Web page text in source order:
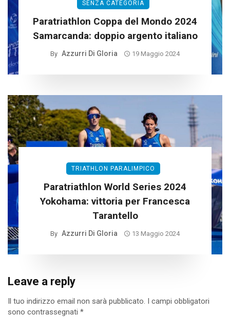
SENZA CATEGORIA
Paratriathlon Coppa del Mondo 2024
Samarcanda: doppio argento italiano
By Azzurri Di Gloria 19 Maggio 2024
TRIATHLON PARALIMPICO
Paratriathlon World Series 2024
Yokohama: vittoria per Francesca
Tarantello
By Azzurri Di Gloria 13 Maggio 2024
Leave a reply
Il tuo indirizzo email non sarà pubblicato. I campi obbligatori
sono contrassegnati *